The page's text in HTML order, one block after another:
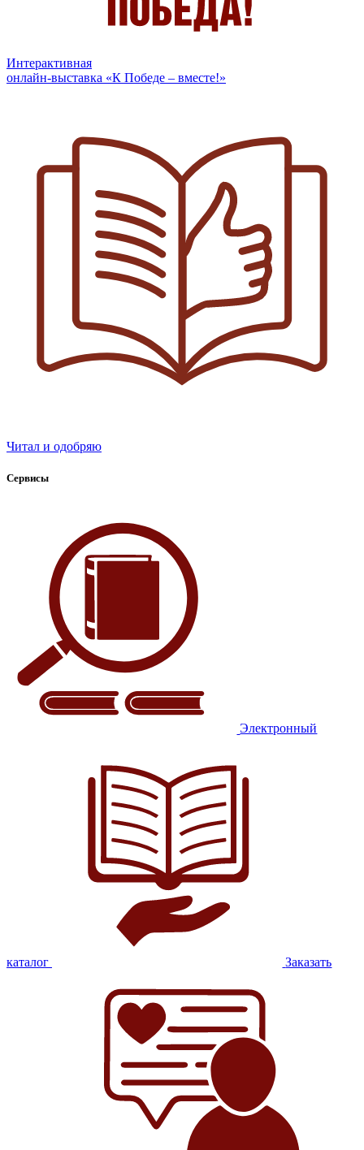
Интерактивная
онлайн-выставка «К Победе – вместе!»
Читал и одобряю
Сервисы
Электронный
каталог Заказать